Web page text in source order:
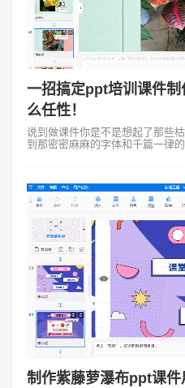
一招搞定ppt培训课件
么任性！
说到做课件你是不是想起了那些
到那密密麻麻的字体和千篇一律
制作紫藤萝瀑布ppt课